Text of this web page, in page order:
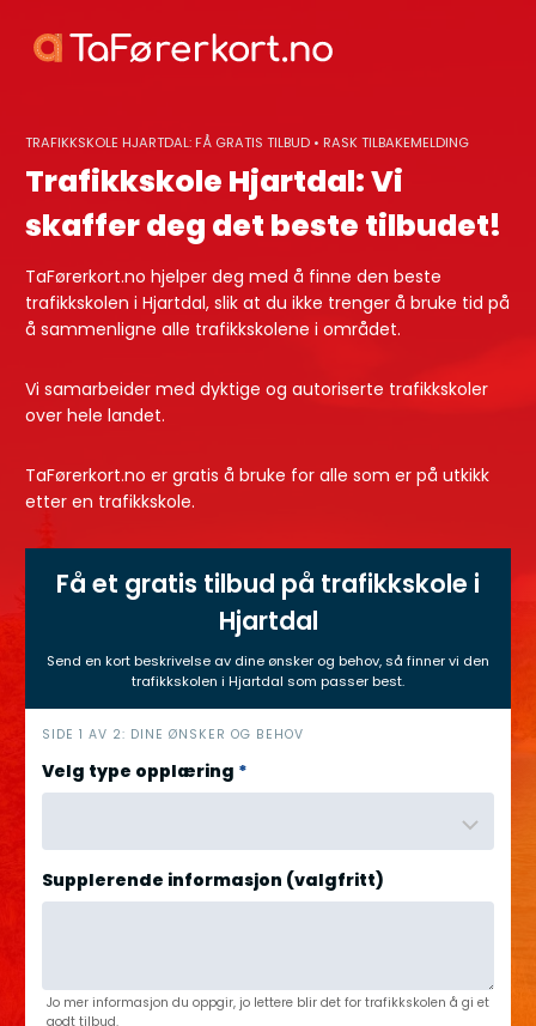
content
TRAFIKKSKOLE HJARTDAL: FÅ GRATIS TILBUD • RASK TILBAKEMELDING
Trafikkskole Hjartdal: Vi
skaffer deg det beste tilbudet!
TaFørerkort.no hjelper deg med å finne den beste
trafikkskolen i Hjartdal, slik at du ikke trenger å bruke tid på
å sammenligne alle trafikkskolene i området.
Vi samarbeider med dyktige og autoriserte trafikkskoler
over hele landet.
TaFørerkort.no er gratis å bruke for alle som er på utkikk
etter en trafikkskole.
Få et gratis tilbud på trafikkskole i
Hjartdal
Send en kort beskrivelse av dine ønsker og behov, så finner vi den
trafikkskolen i Hjartdal som passer best.
h
e
r
SIDE 1 AV 2: DINE ØNSKER OG BEHOV
Velg type opplæring *
Supplerende informasjon (valgfritt)
Jo mer informasjon du oppgir, jo lettere blir det for trafikkskolen å gi et
godt tilbud.